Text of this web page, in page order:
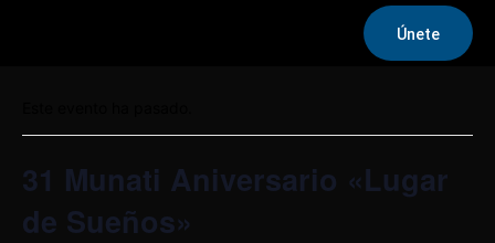
Únete
31 Munati Aniversario «Lugar
de Sueños»